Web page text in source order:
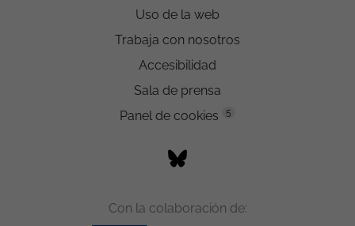
Uso de la web
Trabaja con nosotros
Accesibilidad
Sala de prensa
Panel de cookies
5
Con la colaboración de: